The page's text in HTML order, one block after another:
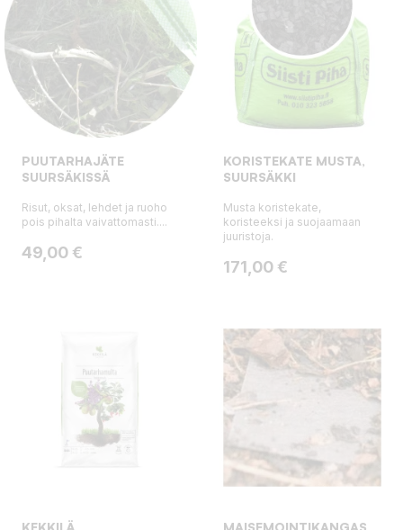
PUUTARHAJÄTE
SUURSÄKISSÄ
Risut, oksat, lehdet ja ruoho
pois pihalta vaivattomasti....
Hinta
49,00 €
KORISTEKATE MUSTA,
SUURSÄKKI
Musta koristekate,
koristeeksi ja suojaamaan
juuristoja.
Hinta
171,00 €
KEKKILÄ MAISEMOINTIKANGAS,